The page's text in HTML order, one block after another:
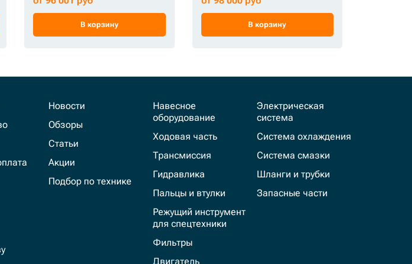
В корзину В корзину
Новости
Обзоры
Статьи
Акции
Подбор по технике
Навесное
оборудование
Ходовая часть
Трансмиссия
Гидравлика
Пальцы и втулки
Режущий инструмент
для спецтехники
Фильтры
Двигатель
Электрическая
система
Система охлаждения
Система смазки
Шланги и трубки
Запасные части